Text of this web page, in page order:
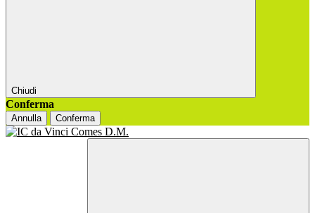
Chiudi
Conferma
Annulla Conferma